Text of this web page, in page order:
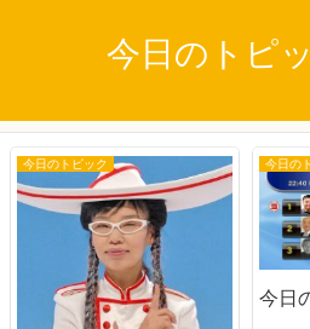
今日のトピ
今日のトピック 今日の
今日